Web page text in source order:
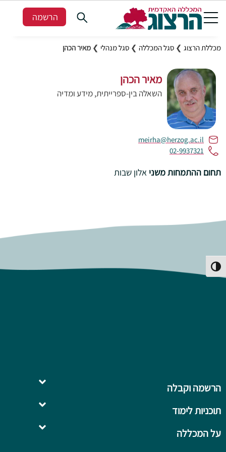
הפעל/כבה ניגודיות גבוהה
הרשמה
מכללת הרצוג ❯ סגל המכללה ❯ סגל מנהלי ❯ מאיר הכהן
מאיר הכהן
השאלה בין-ספרייתית, מידע ומדיה
meirha@herzog.ac.il
02-9937321
תחום ההתמחות משני אלון שבות
על המכללה
תוכניות לימוד
הרשמה וקבלה